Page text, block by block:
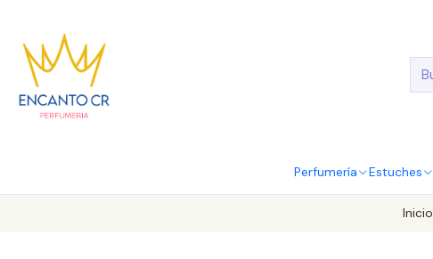
Perfumería Estuches
Inicio